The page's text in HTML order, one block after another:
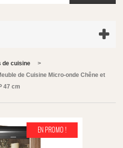
de cuisine
>
de Cuisine Micro-onde Chêne et
47 cm
EN PROMO !